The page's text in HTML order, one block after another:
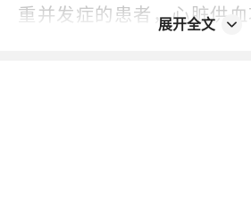
重并发症的患者，心脏供
展开全文